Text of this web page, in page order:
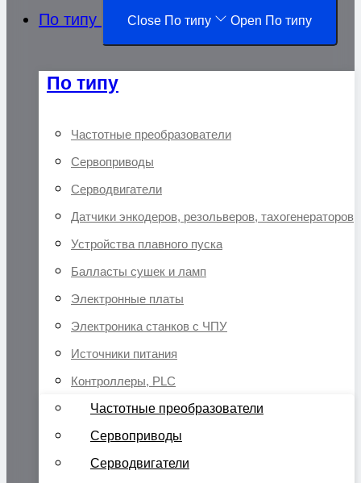
По типу Close По типу Open По типу
По типу
Частотные преобразователи
Сервоприводы
Серводвигатели
Датчики энкодеров, резольверов, тахогенераторов
Устройства плавного пуска
Балласты сушек и ламп
Электронные платы
Электроника станков с ЧПУ
Источники питания
Контроллеры, PLC
Частотные преобразователи
Сервоприводы
Серводвигатели